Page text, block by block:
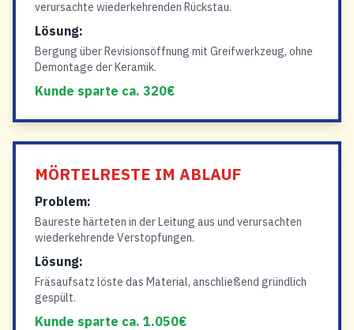
verursachte wiederkehrenden Rückstau.
Lösung:
Bergung über Revisionsöffnung mit Greifwerkzeug, ohne
Demontage der Keramik.
Kunde sparte ca. 320€
MÖRTELRESTE IM ABLAUF
Problem:
Baureste härteten in der Leitung aus und verursachten
wiederkehrende Verstopfungen.
Lösung:
Fräsaufsatz löste das Material, anschließend gründlich
gespült.
Kunde sparte ca. 1.050€